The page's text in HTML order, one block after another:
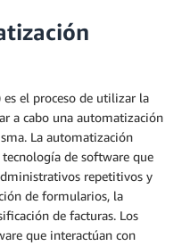
el proceso de utilizar la
a cabo una automatización
La automatización
tecnología de software que
repetitivos y
de formularios, la
de facturas. Los
que interactúan con